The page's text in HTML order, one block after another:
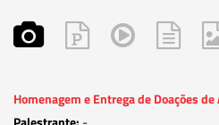
Homenagem e Entrega de Doações